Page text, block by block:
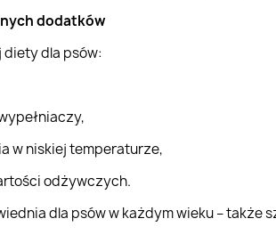
dodatków
diety dla psów:
w niskiej temperaturze,
odżywczych.
dla psów w każdym wieku – także